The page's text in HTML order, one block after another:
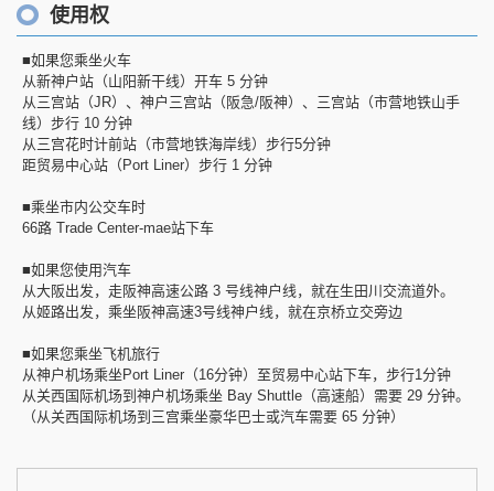
使用权
■如果您乘坐火车
从新神户站（山阳新干线）开车 5 分钟
从三宫站（JR）、神户三宫站（阪急/阪神）、三宫站（市营地铁山手
线）步行 10 分钟
从三宫花时计前站（市营地铁海岸线）步行5分钟
距贸易中心站（Port Liner）步行 1 分钟
■乘坐市内公交车时
66路 Trade Center-mae站下车
■如果您使用汽车
从大阪出发，走阪神高速公路 3 号线神户线，就在生田川交流道外。
从姬路出发，乘坐阪神高速3号线神户线，就在京桥立交旁边
■如果您乘坐飞机旅行
从神户机场乘坐Port Liner（16分钟）至贸易中心站下车，步行1分钟
从关西国际机场到神户机场乘坐 Bay Shuttle（高速船）需要 29 分钟。
（从关西国际机场到三宫乘坐豪华巴士或汽车需要 65 分钟）